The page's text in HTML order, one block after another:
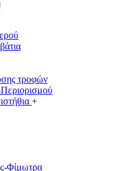
τροφών
+
Φίμωτρα